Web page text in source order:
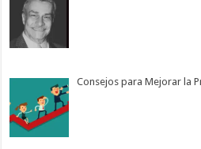
Consejos para Mejorar la